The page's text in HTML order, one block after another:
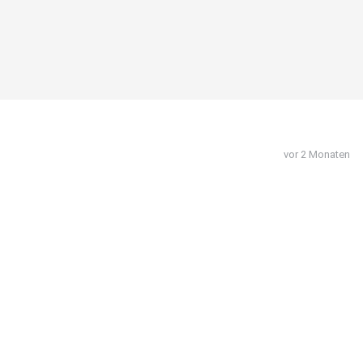
vor 2 Monaten